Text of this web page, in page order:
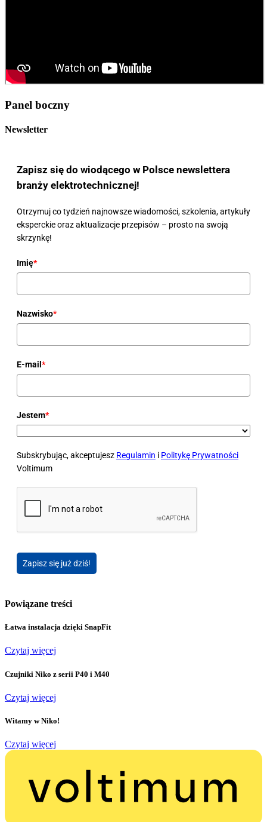
Panel boczny
Newsletter
Zapisz się do wiodącego w Polsce newslettera
branży elektrotechnicznej!
Otrzymuj co tydzień najnowsze wiadomości, szkolenia, artykuły
eksperckie oraz aktualizacje przepisów – prosto na swoją
skrzynkę!
Imię*
Nazwisko*
E-mail *
Jestem*
Subskrybując, akceptujesz Regulamin i Politykę Prywatności
Voltimum
Zapisz się już dziś!
Powiązane treści
Łatwa instalacja dzięki SnapFit
Czytaj więcej
Czujniki Niko z serii P40 i M40
Czytaj więcej
Witamy w Niko!
Czytaj więcej